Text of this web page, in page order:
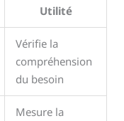
Utilité
Vérifie la
compréhension
du besoin
Mesure la